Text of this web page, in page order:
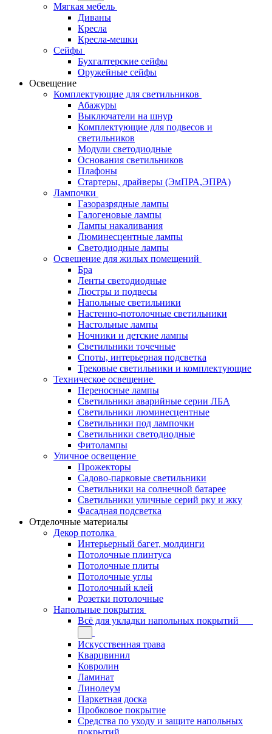
Мягкая мебель
Диваны
Кресла
Кресла-мешки
Сейфы
Бухгалтерские сейфы
Оружейные сейфы
Освещение
Комплектующие для светильников
Абажуры
Выключатели на шнур
Комплектующие для подвесов и
светильников
Модули светодиодные
Основания светильников
Плафоны
Стартеры, драйверы (ЭмПРА,ЭПРА)
Лампочки
Газоразрядные лампы
Галогеновые лампы
Лампы накаливания
Люминесцентные лампы
Светодиодные лампы
Освещение для жилых помещений
Бра
Ленты светодиодные
Люстры и подвесы
Напольные светильники
Настенно-потолочные светильники
Настольные лампы
Ночники и детские лампы
Светильники точечные
Споты, интерьерная подсветка
Трековые светильники и комплектующие
Техническое освещение
Переносные лампы
Светильники аварийные серии ЛБА
Светильники люминесцентные
Светильники под лампочки
Светильники светодиодные
Фитолампы
Уличное освещение
Прожекторы
Садово-парковые светильники
Светильники на солнечной батарее
Светильники уличные серий рку и жку
Фасадная подсветка
Отделочные материалы
Декор потолка
Интерьерный багет, молдинги
Потолочные плинтуса
Потолочные плиты
Потолочные углы
Потолочный клей
Розетки потолочные
Напольные покрытия
Всё для укладки напольных покрытий
Искусственная трава
Кварцвинил
Ковролин
Ламинат
Линолеум
Паркетная доска
Пробковое покрытие
Средства по уходу и защите напольных
покрытий